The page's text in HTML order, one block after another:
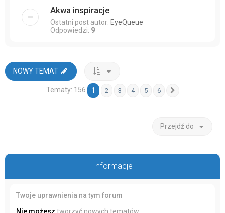
Akwa inspiracje
Ostatni post autor: EyeQueue
Odpowiedzi: 9
NOWY TEMAT
Tematy: 156 1 2 3 4 5 6
Przejdź do
Informacje
Twoje uprawnienia na tym forum